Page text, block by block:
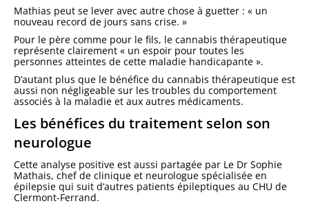
Mathias peut se lever avec autre chose à guetter : « un
nouveau record de jours sans crise. »
Pour le père comme pour le fils, le cannabis thérapeutique
représente clairement « un espoir pour toutes les
personnes atteintes de cette maladie handicapante ».
D’autant plus que le bénéfice du cannabis thérapeutique est
aussi non négligeable sur les troubles du comportement
associés à la maladie et aux autres médicaments.
Les bénéfices du traitement selon son
neurologue
Cette analyse positive est aussi partagée par Le Dr Sophie
Mathais, chef de clinique et neurologue spécialisée en
épilepsie qui suit d’autres patients épileptiques au CHU de
Clermont-Ferrand.